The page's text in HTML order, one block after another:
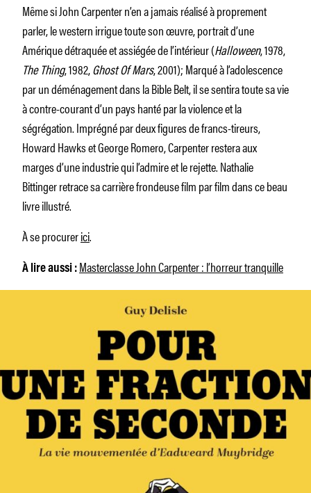
Même si John Carpenter n’en a jamais réalisé à proprement
parler, le western irrigue toute son œuvre, portrait d’une
Amérique détraquée et assiégée de l’intérieur (Halloween, 1978,
The Thing, 1982,Ghost Of Mars, 2001); Marqué à l’adolescence
par un déménagement dans la Bible Belt, il se sentira toute sa vie
à contre-courant d’un pays hanté par la violence et la
ségrégation. Imprégné par deux figures de francs-tireurs,
Howard Hawks et George Romero, Carpenter restera aux
marges d’une industrie qui l’admire et le rejette. Nathalie
Bittinger retrace sa carrière frondeuse film par film dans ce beau
livre illustré.
À se procurerici.
À lire aussi : Masterclasse John Carpenter : l’horreur tranquille